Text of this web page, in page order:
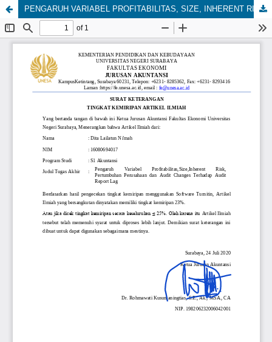
PENGARUH VARIABEL PROFITABILITAS, SIZE, INHERENT RISK, PERTUMBUHAN PERUSAHAAN DAN AUDIT CHANGES TERHADAP AUDIT REPORT LAG